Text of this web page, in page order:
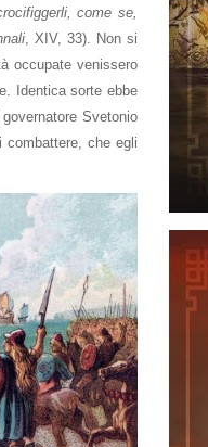
come se,
, XIV, 33). Non si
occupate venissero
Identica sorte ebbe
Svetonio
combattere, che egli